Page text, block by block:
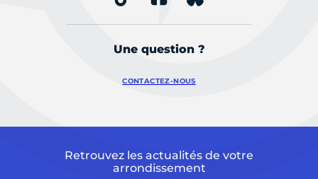
Une question ?
CONTACTEZ-NOUS
Retrouvez les actualités de votre
arrondissement